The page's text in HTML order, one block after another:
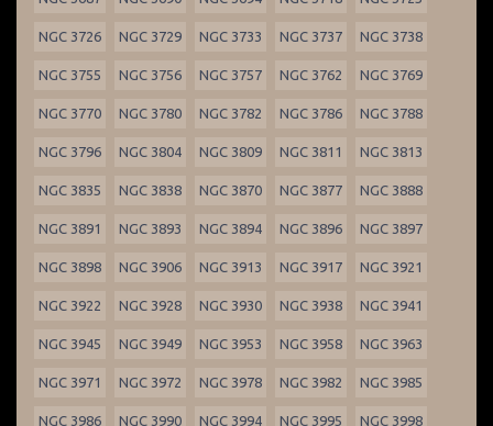
NGC 3726 NGC 3729 NGC 3733 NGC 3737 NGC 3738
NGC 3755 NGC 3756 NGC 3757 NGC 3762 NGC 3769
NGC 3770 NGC 3780 NGC 3782 NGC 3786 NGC 3788
NGC 3796 NGC 3804 NGC 3809 NGC 3811 NGC 3813
NGC 3835 NGC 3838 NGC 3870 NGC 3877 NGC 3888
NGC 3891 NGC 3893 NGC 3894 NGC 3896 NGC 3897
NGC 3898 NGC 3906 NGC 3913 NGC 3917 NGC 3921
NGC 3922 NGC 3928 NGC 3930 NGC 3938 NGC 3941
NGC 3945 NGC 3949 NGC 3953 NGC 3958 NGC 3963
NGC 3971 NGC 3972 NGC 3978 NGC 3982 NGC 3985
NGC 3986 NGC 3990 NGC 3994 NGC 3995 NGC 3998